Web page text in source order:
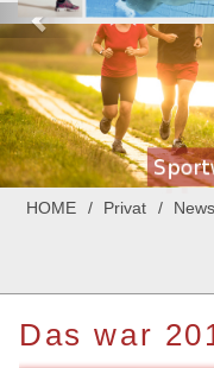
HOME Privat News
Das war